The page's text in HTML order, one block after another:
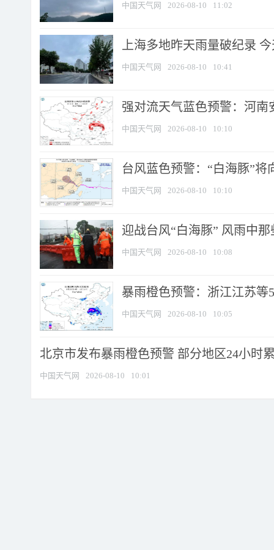
中国天气网 2026-08-10 11:02
上海多地昨天雨量破纪录
中国天气网 2026-08-10 10:41
强对流天气蓝色预警：河南
中国天气网 2026-08-10 10:10
台风蓝色预警：“白海豚”
中国天气网 2026-08-10 10:10
迎战台风“白海豚” 风雨中
中国天气网 2026-08-10 10:08
暴雨橙色预警：浙江江苏等
中国天气网 2026-08-10 10:05
北京市发布暴雨橙色预警 部分地区24小时
中国天气网 2026-08-10 10:01